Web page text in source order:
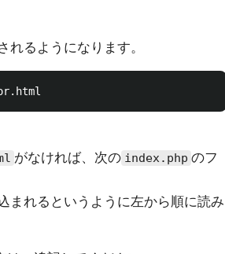
れるようになります。
がなければ、次の index.php のフ
まれるというように左から順に読み